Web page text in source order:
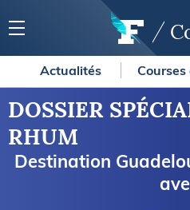
Actualités
DOSSIER
RHUM
Destination